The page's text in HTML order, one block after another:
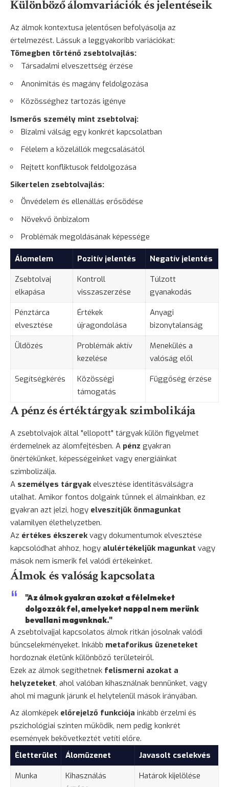
Különböző álomvariációk és jelentéseik
Az álmok kontextusa jelentősen befolyásolja az
értelmezést. Lássuk a leggyakoribb variációkat:
Tömegben történő zsebtolvajlás:
Társadalmi elveszettség érzése
Anonimitás és magány feldolgozása
Közösséghez tartozás igénye
Ismerős személy mint zsebtolvaj:
Bizalmi válság egy konkrét kapcsolatban
Félelem a közelállók megcsalásától
Rejtett konfliktusok feldolgozása
Sikertelen zsebtolvajlás:
Önvédelem és ellenállás erősödése
Növekvő önbizalom
Problémák megoldásának képessége
Álomelem Pozitív jelentés
Negatív jelentés
Zsebtolvaj
elkapása
Kontroll
visszaszerzése
Túlzott
gyanakodás
Pénztárca
elvesztése
Értékek
újragondolása
Anyagi
bizonytalanság
Üldözés
Problémák aktív
kezelése
Menekülés a
valóság elől
Segítségkérés
Közösségi
támogatás
Függőség érzése
A pénz és értéktárgyak szimbolikája
A zsebtolvajok által "ellopott" tárgyak külön figyelmet
érdemelnek az álomfejtésben. A pénz gyakran
önértékünket, képességeinket vagy energiáinkat
szimbolizálja.
A személyes tárgyakelvesztése identitásválságra
utalhat. Amikor fontos dolgaink tűnnek el álmainkban, ez
gyakran azt jelzi, hogy elveszítjük önmagunkat
valamilyen élethelyzetben.
Az értékes ékszerekvagy dokumentumok elvesztése
kapcsolódhat ahhoz, hogy alulértékeljük magunkat vagy
mások nem ismerik fel valódi értékeinket.
Álmok és valóság kapcsolata
"Az álmok gyakran azokat a félelmeket
dolgozzák fel, amelyeket nappal nem merünk
bevallani magunknak."
A zsebtolvajjal kapcsolatos álmok ritkán jósolnak valódi
bűncselekményeket. Inkább metaforikus üzeneteket
hordoznak életünk különböző területeiről.
Ezek az álmok segíthetnek felismerni azokat a
helyzeteket, ahol valóban kihasználnak bennünket, vagy
ahol mi magunk járunk el helytelenül mások irányában.
Az álomképek előrejelző funkciója inkább érzelmi és
pszichológiai szinten működik, nem pedig konkrét
események bekövetkeztét vetíti előre.
Életterület
Álomüzenet
Javasolt cselekvés
Munka
Kihasználás
Határok kijelölése